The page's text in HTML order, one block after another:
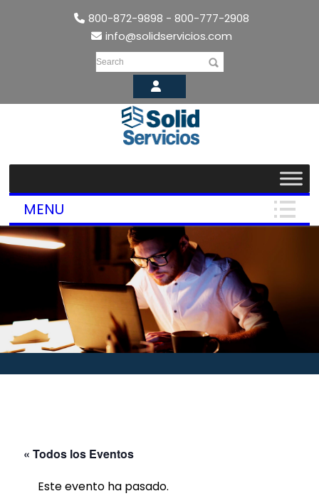
800-872-9898 - 800-777-2908
info@solidservicios.com
Search
MENU
« Todos los Eventos
Este evento ha pasado.